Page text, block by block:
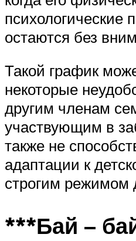
психологические
остаются без
Такой график
некоторые
другим членам
участвующим в
также не
адаптации к
строгим режимом
***Бай –